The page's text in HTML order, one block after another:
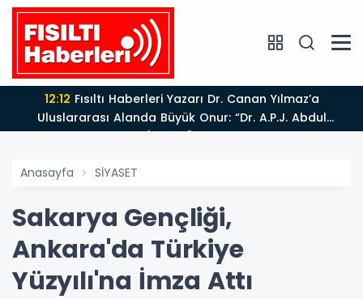
12:12
Uluslararası Alanda Büyük Onur: “Dr. A.P.J. Abdul
Kalam İlham Ödülü 2026”
Anasayfa SİYASET
Sakarya Gençliği,
Ankara'da Türkiye
Yüzyılı'na İmza Attı